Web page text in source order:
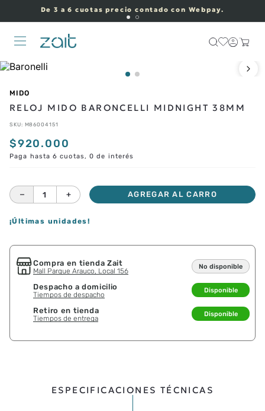
De 3 a 6 cuotas precio contado con Webpay.
MIDO
RELOJ MIDO BARONCELLI MIDNIGHT 38MM
SKU: M86004151
$920.000
Paga hasta 6 cuotas, 0 de interés
＋
－ AGREGAR AL CARRO
¡Últimas unidades!
Compra en tienda Zait
Mall Parque Arauco, Local 156
No disponible
Despacho a domicilio
Tiempos de despacho
Disponible
Retiro en tienda
Tiempos de entrega
Disponible
ESPECIFICACIONES TÉCNICAS